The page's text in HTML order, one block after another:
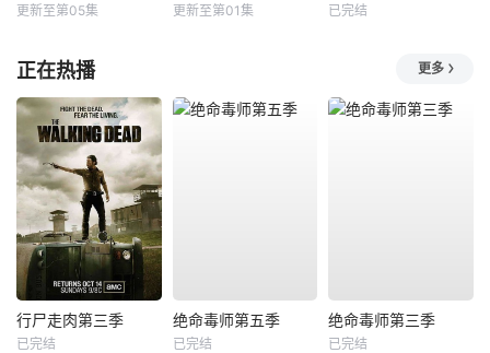
更新至第05集 更新至第01集 已完结
正在热播 更多
行尸走肉第三季
已完结
绝命毒师第五季
已完结
绝命毒师第三季
已完结